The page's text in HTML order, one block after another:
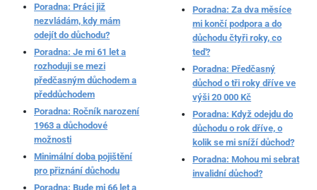
Poradna: Práci již
nezvládám, kdy mám
odejít do důchodu?
Poradna: Je mi 61 let a
rozhoduji se mezi
předčasným důchodem a
předdůchodem
Poradna: Ročník narození
1963 a důchodové
možnosti
Minimální doba pojištění
pro přiznání důchodu
Poradna: Bude mi 66 let a
Poradna: Za dva měsíce
mi končí podpora a do
důchodu čtyři roky, co
teď?
Poradna: Předčasný
důchod o tři roky dříve ve
výši 20 000 Kč
Poradna: Když odejdu do
důchodu o rok dříve, o
kolik se mi sníží důchod?
Poradna: Mohou mi sebrat
invalidní důchod?